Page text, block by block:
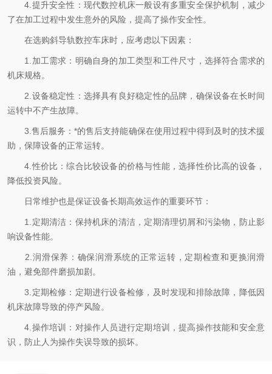
4.提升安全性：现代数控机床一般设有多重安全保护机制，减少
了在加工过程中发生意外的风险，提高了操作安全性。
在选购斜导轨数控车床时，应考虑以下因素：
1.加工需求：明确自身的加工类型和工件尺寸，选择符合需求的
机床规格。
2.设备稳定性：选择具有良好稳定性的品牌，确保设备在长时间
运转中不产生故障。
3.售后服务：*的售后支持能确保在使用过程中得到及时的技术援
助，保障设备的正常运转。
4.性价比：综合比较设备的价格与性能，选择性价比高的设备，
降低投资风险。
日常维护也是保证设备长期高效运作的重要环节：
1.定期清洁：保持机床的清洁，定期清理切屑和污染物，防止影
响设备性能。
2.润滑保养：确保润滑系统的正常运转，定期检查和更换润滑
油，避免部件磨损加剧。
3.定期检修：定期进行设备检修，及时发现和排除故障，降低因
机床故障导致的停产风险。
4.操作培训：对操作人员进行定期培训，提高操作技能和安全意
识，防止人为操作失误导致的损坏。